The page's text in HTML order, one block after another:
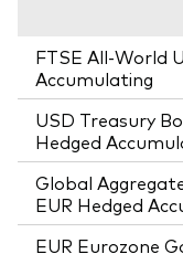
FTSE All-World
Accumulating
USD Treasury
Hedged
Global
EUR Hedged
EUR Eurozone